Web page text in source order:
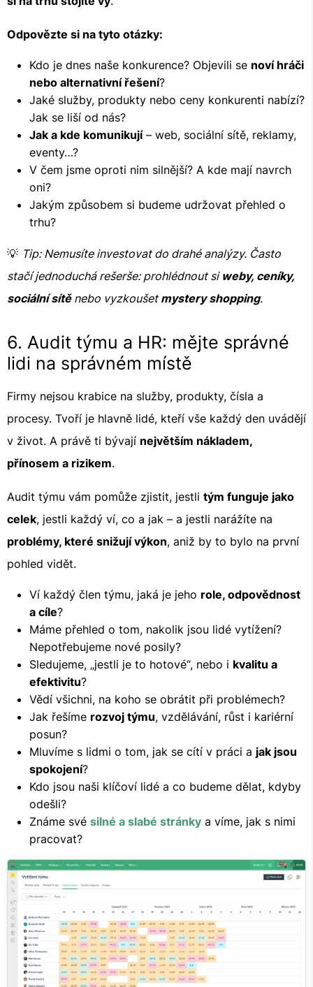
Odpovězte si na tyto otázky:
Kdo je dnes naše konkurence? Objevili se noví hráči
nebo alternativní řešení?
Jaké služby, produkty nebo ceny konkurenti nabízí?
Jak se liší od nás?
Jak a kde komunikují– web, sociální sítě, reklamy,
eventy…?
V čem jsme oproti nim silnější? A kde mají navrch
oni?
Jakým způsobem si budeme udržovat přehled o
trhu?
💡 Tip: Nemusíte investovat do drahé analýzy. Často
stačí jednoduchá rešerše: prohlédnout si weby, ceníky,
sociální sítěnebo vyzkoušet mystery shopping.
6. Audit týmu a HR: mějte správné
lidi na správném místě
Firmy nejsou krabice na služby, produkty, čísla a
procesy. Tvoří je hlavně lidé, kteří vše každý den uvádějí
v život. A právě ti bývají největším nákladem,
přínosem a rizikem.
Audit týmu vám pomůže zjistit, jestli tým funguje jako
celek, jestli každý ví, co a jak – a jestli narážíte na
problémy, které snižují výkon, aniž by to bylo na první
pohled vidět.
Ví každý člen týmu, jaká je jeho role, odpovědnost
a cíle?
Máme přehled o tom, nakolik jsou lidé vytížení?
Nepotřebujeme nové posily?
Sledujeme, „jestli je to hotové“, nebo i kvalitu a
efektivitu?
Vědí všichni, na koho se obrátit při problémech?
Jak řešíme rozvoj týmu, vzdělávání, růst i kariérní
posun?
Mluvíme s lidmi o tom, jak se cítí v práci a jak jsou
spokojení?
Kdo jsou naši klíčoví lidé a co budeme dělat, kdyby
odešli?
Známe své silné a slabé stránky a víme, jak s nimi
pracovat?